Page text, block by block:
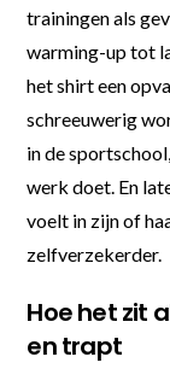
trainingen als
warming-up tot
het shirt een
schreeuwerig
in de
werk doet. En
voelt in zijn of
zelfverzekerder.
Hoe het zit
en trapt